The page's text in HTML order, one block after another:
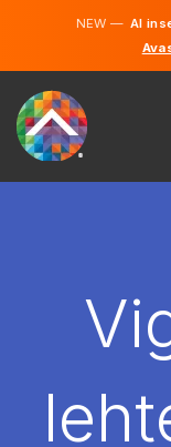
NEW —AI
PALKAMA